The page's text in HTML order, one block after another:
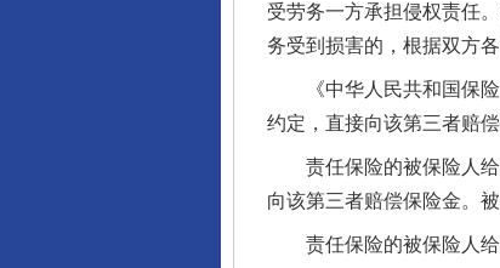
受劳务一方承担侵权责任
务受到损害的，根据双方
《中华人民共和国保险
约定，直接向该第三者赔偿
责任保险的被保险人给
向该第三者赔偿保险金。
责任保险的被保险人给
东山县通报“牛蛙产品抗生